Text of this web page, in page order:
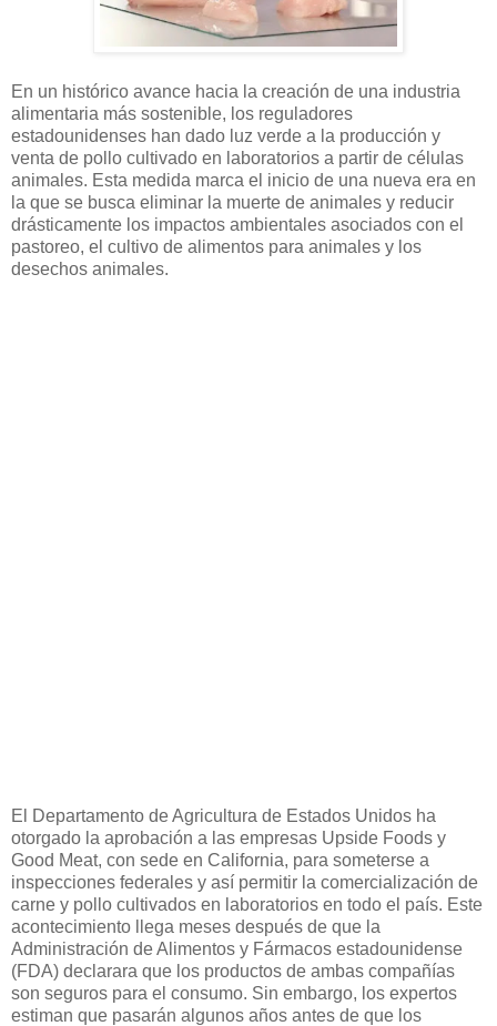
En un histórico avance hacia la creación de una industria
alimentaria más sostenible, los reguladores
estadounidenses han dado luz verde a la producción y
venta de pollo cultivado en laboratorios a partir de células
animales. Esta medida marca el inicio de una nueva era en
la que se busca eliminar la muerte de animales y reducir
drásticamente los impactos ambientales asociados con el
pastoreo, el cultivo de alimentos para animales y los
desechos animales.
El Departamento de Agricultura de Estados Unidos ha
otorgado la aprobación a las empresas Upside Foods y
Good Meat, con sede en California, para someterse a
inspecciones federales y así permitir la comercialización de
carne y pollo cultivados en laboratorios en todo el país. Este
acontecimiento llega meses después de que la
Administración de Alimentos y Fármacos estadounidense
(FDA) declarara que los productos de ambas compañías
son seguros para el consumo. Sin embargo, los expertos
estiman que pasarán algunos años antes de que los